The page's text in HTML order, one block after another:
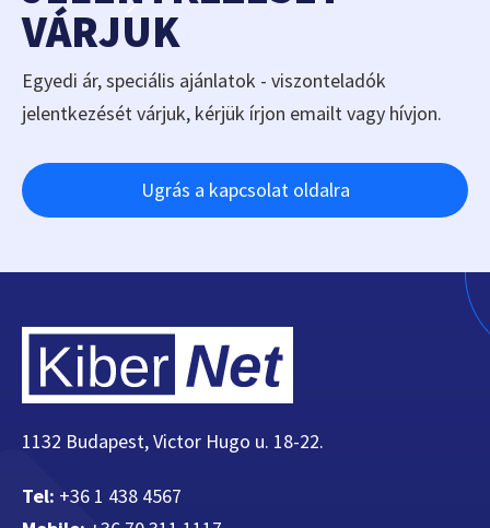
VÁRJUK
Egyedi ár, speciális ajánlatok - viszonteladók
jelentkezését várjuk, kérjük írjon emailt vagy hívjon.
Ugrás a kapcsolat oldalra
1132 Budapest, Victor Hugo u. 18-22.
Tel: +36 1 438 4567